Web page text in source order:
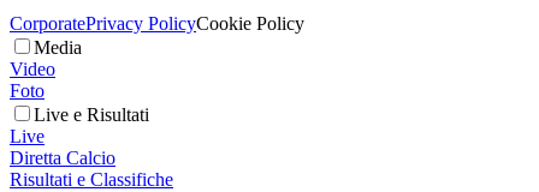
CorporatePrivacy PolicyCookie Policy
Media
Video
Foto
Live e Risultati
Live
Diretta Calcio
Risultati e Classifiche